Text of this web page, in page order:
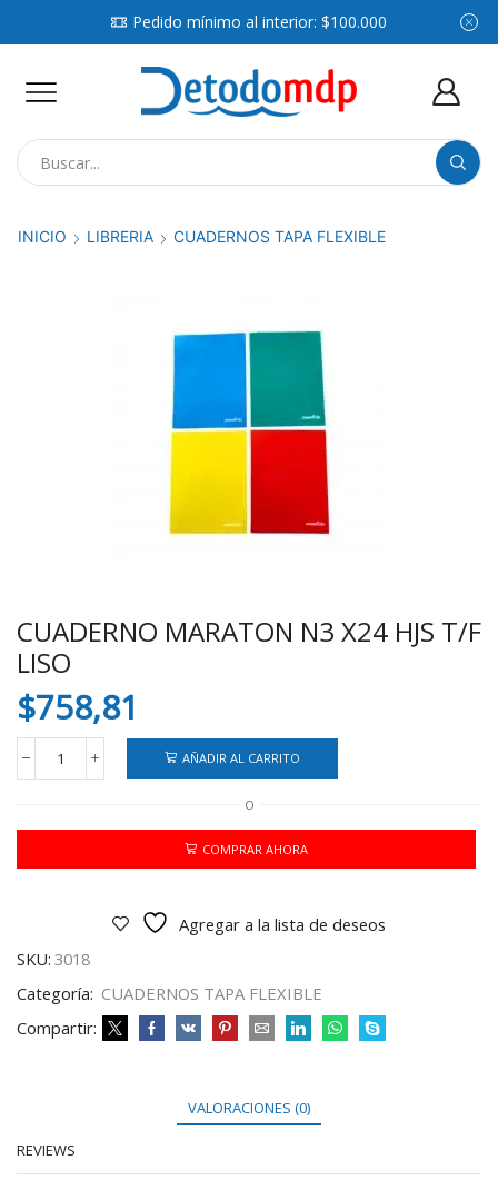
Pedido mínimo al interior: $100.000
INICIO LIBRERIA CUADERNOS TAPA FLEXIBLE
CUADERNO MARATON N3 X24 HJS T/F
LISO
$758,81
CUADERNO
MARATON
X24
T/F
AÑADIR AL CARRITO
O
COMPRAR AHORA
Agregar a la lista de deseos
SKU: 3018
Categoría: CUADERNOS TAPA FLEXIBLE
Compartir:
VALORACIONES (0)
REVIEWS